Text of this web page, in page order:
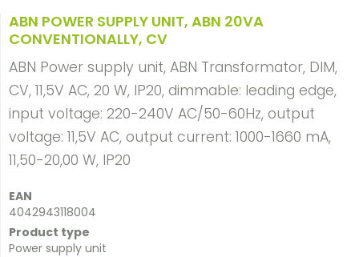
ABN POWER SUPPLY UNIT, ABN 20VA
CONVENTIONALLY, CV
ABN Power supply unit, ABN Transformator, DIM,
CV, 11,5V AC, 20 W, IP20, dimmable: leading edge,
input voltage: 220-240V AC/50-60Hz, output
voltage: 11,5V AC, output current: 1000-1660 mA,
11,50-20,00 W, IP20
EAN
4042943118004
Product type
Power supply unit